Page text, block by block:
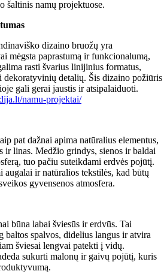
šaltinis namų projektuose.
dizaino bruožų yra
mėgsta paprastumą ir funkcionalumą,
rasti švarius linijinius formatus,
dekoratyvinių detalių. Šis dizaino požiūris
gali gerai jaustis ir atsipalaiduoti.
namu-projektai/
pat dažnai apima natūralius elementus,
ir linas. Medžio grindys, sienos ir baldai
tuo pačiu suteikdami erdvės pojūtį.
augalai ir natūralios tekstilės, kad būtų
gyvensenos atmosfera.
būna labai šviesūs ir erdvūs. Tai
baltos spalvos, didelius langus ir atvira
šviesai lengvai patekti į vidų.
sukurti malonų ir gaivų pojūtį, kuris